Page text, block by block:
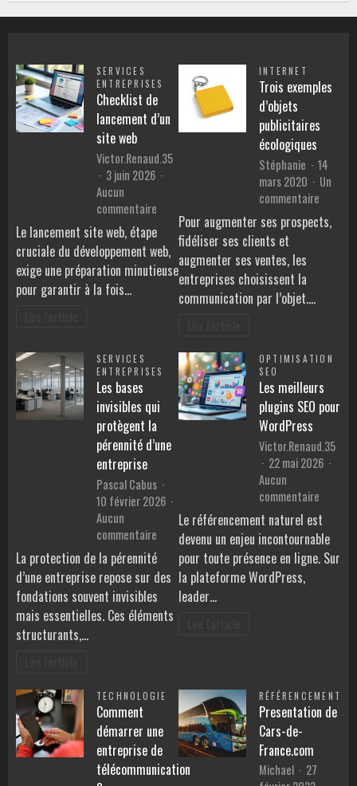
SERVICES
ENTREPRISES
Checklist de
lancement d’un
site web
Victor.Renaud.35
3 juin 2026
Aucun
commentaire
Checklist
de
lancement
d’un
Le lancement site web, étape
cruciale du développement web,
exige une préparation minutieuse
pour garantir à la fois…
INTERNET
Trois exemples
d’objets
publicitaires
écologiques
Stéphanie
14
mars 2020
Un
commentaire
Trois
Pour augmenter ses prospects,
fidéliser ses clients et
augmenter ses ventes, les
entreprises choisissent la
communication par l’objet.…
SERVICES
ENTREPRISES
Les bases
invisibles qui
protègent la
pérennité d’une
entreprise
Pascal Cabus
10 février 2026
Aucun
commentaire
bases
invisibles
qui
protègent
La protection de la pérennité
d’une entreprise repose sur des
fondations souvent invisibles
mais essentielles. Ces éléments
structurants,…
OPTIMISATION
SEO
Les meilleurs
plugins SEO pour
WordPress
Victor.Renaud.35
22 mai 2026
Aucun
commentaire
Les
plugins
SEO
Le référencement naturel est
devenu un enjeu incontournable
pour toute présence en ligne. Sur
la plateforme WordPress,
leader…
TECHNOLOGIE
Comment
démarrer une
entreprise de
télécommunication
RÉFÉRENCEMENT
Presentation de
Cars-de-
France.com
Michael
27